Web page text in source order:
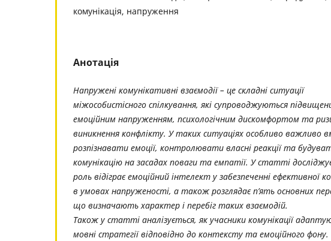
комунікація, напруження
Анотація
Напружені комунікативні взаємодії – це складні ситуації
міжособистісного спілкування, які супроводжуються
емоційним напруженням, психологічним дискомфортом та
виникнення конфлікту. У таких ситуаціях особливо важливо
розпізнавати емоції, контролювати власні реакції та
комунікацію на засадах поваги та емпатії. У статті
роль відіграє емоційний інтелект у забезпеченні ефективної
в умовах напруженості, а також розглядає п’ять основних
що визначають характер і перебіг таких взаємодій.
Також у статті аналізується, як учасники комунікації
мовні стратегії відповідно до контексту та емоційного